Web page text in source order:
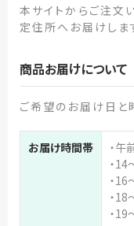
本サイトからご注文
定住所へお届けしま
商品お届けについて
ご希望のお届け日と
お届け時間帯
・午
・
・
・
・